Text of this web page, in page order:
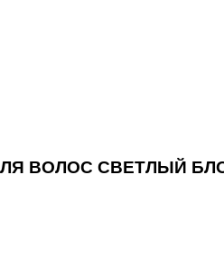
ДЛЯ ВОЛОС